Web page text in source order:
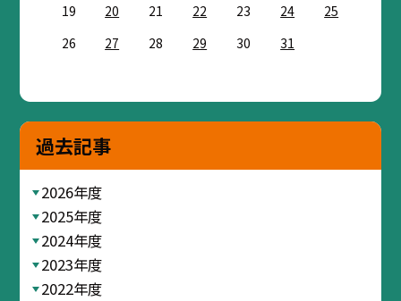
19
20 21 22 23 24
25
26
27 28 29 30 31
過去記事
2026年度
2025年度
2024年度
2023年度
2022年度